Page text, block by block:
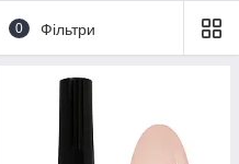
0 Фільтри